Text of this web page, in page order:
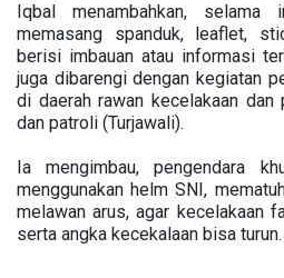
Iqbal menambahkan,
memasang spanduk, leaflet,
berisi imbauan atau informasi
juga dibarengi dengan kegiatan
di daerah rawan kecelakaan dan
dan patroli (Turjawali).
Ia mengimbau, pengendara
menggunakan helm SNI,
melawan arus, agar kecelakaan
serta angka kecekalaan bisa turun.